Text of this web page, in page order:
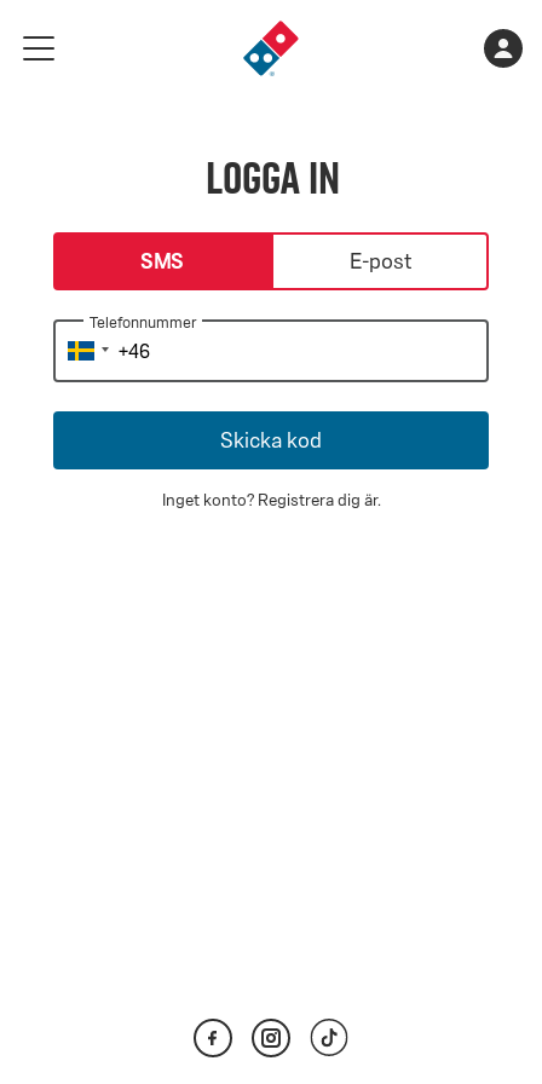
meny
Gå
till
Logga in
login-typeSMS E-post
Telefonnummer
Skicka kod
Inget konto? Registrera dig är.